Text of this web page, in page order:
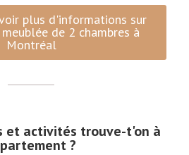
plus d'informations sur
de 2 chambres à
Montréal
et activités trouve-t'on à
?